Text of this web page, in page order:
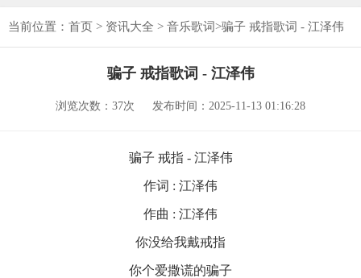
当前位置： 首页 > 资讯大全 > 音乐歌词>骗子 戒指歌词 - 江泽伟
骗子 戒指歌词 - 江泽伟
浏览次数：37次 发布时间：2025-11-13 01:16:28
骗子 戒指 - 江泽伟
作词 : 江泽伟
作曲 : 江泽伟
你没给我戴戒指
你个爱撒谎的骗子